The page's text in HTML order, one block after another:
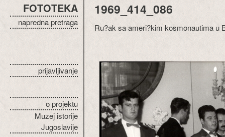
FOTOTEKA
napredna pretraga
prijavljivanje
o projektu
Muzej istorije
Jugoslavije
1969_414_086
Ru?ak sa ameri?kim kosmonautima u